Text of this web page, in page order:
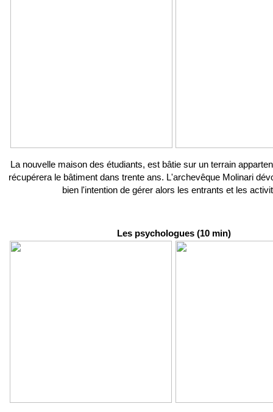
La nouvelle maison des étudiants, est bâtie sur un terrain
récupérera le bâtiment dans trente ans. L'archevêque Molinari
bien l'intention de gérer alors les entrants et les
Les psychologues (10 min)